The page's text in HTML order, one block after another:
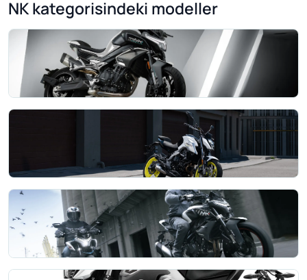
NK kategorisindeki modeller
NK
NK
CFMOTO 650NK
Motor: 649 cc, sıvı soğutmalı sıralı 2 silindir, DOHC
NK